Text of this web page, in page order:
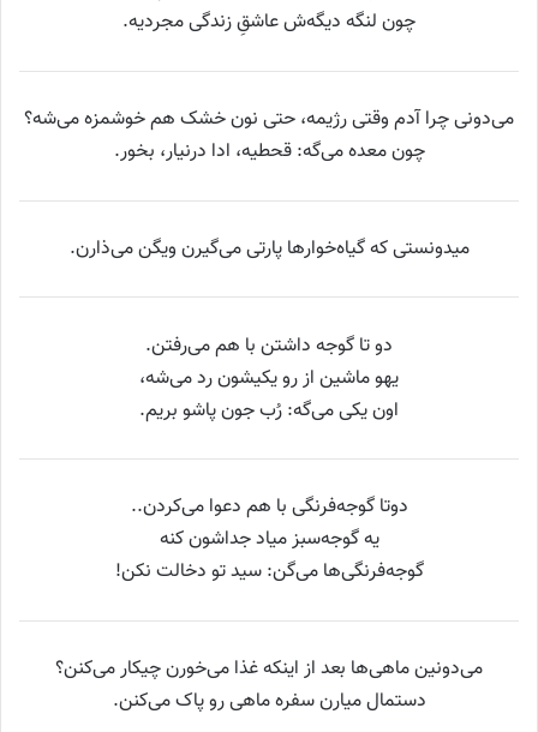
چون لنگه دیگه‌ش عاشقِ زندگی مجردیه.
می‌دونی چرا آدم وقتی رژیمه، حتی نون خشک هم خوشمزه می‌شه؟
چون معده می‌گه: قحطیه، ادا درنیار، بخور.
میدونستی که گیاه‌خوارها پارتی می‌گیرن ویگن می‌ذارن.
دو تا گوجه داشتن با هم می‌رفتن.
یهو ماشین از رو یکیشون رد می‌شه،
اون یکی می‌گه: رُب جون پاشو بریم.
دوتا گوجه‌فرنگی با هم دعوا می‌کردن..
یه گوجه‌سبز میاد جداشون کنه
گوجه‌فرنگی‌ها می‌گن: سید تو دخالت نکن!
می‌دونین ماهی‌ها بعد از اینکه غذا می‌خورن چیکار می‌کنن؟
دستمال میارن سفره ماهی رو پاک می‌کنن.